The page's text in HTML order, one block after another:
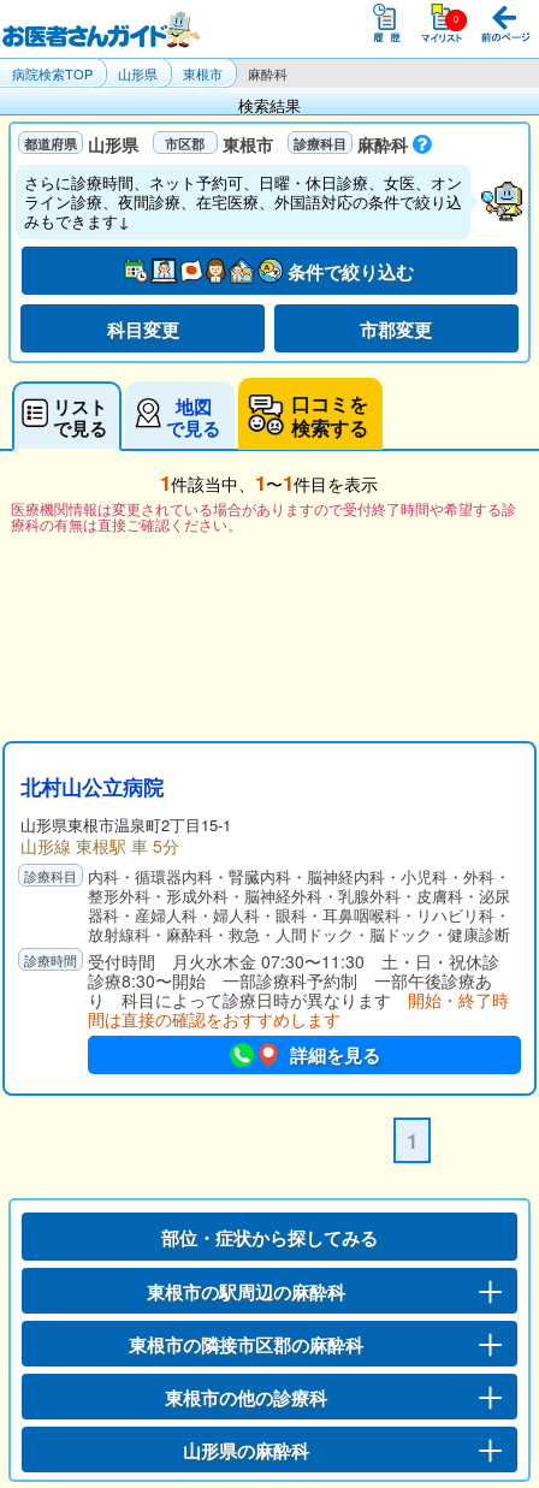
病院検索TOP 山形県 東根市 麻酔科
検索結果
山形県 東根市 麻酔科
さらに診療時間、ネット予約可、日曜・休日診療、女医、オン
ライン診療、夜間診療、在宅医療、外国語対応の条件で絞り込
みもできます↓
条件で絞り込む
科目変更 市郡変更
リスト
で見る
地図
で見る
口コミを
検索する
1件該当中、 1〜1件目を表示
医療機関情報は変更されている場合がありますので受付終了時間や希望する診
療科の有無は直接ご確認ください。
北村山公立病院
山形県東根市温泉町2丁目15-1
山形線 東根駅 車 5分
内科・循環器内科・腎臓内科・脳神経内科・小児科・外科・
整形外科・形成外科・脳神経外科・乳腺外科・皮膚科・泌尿
器科・産婦人科・婦人科・眼科・耳鼻咽喉科・リハビリ科・
放射線科・麻酔科・救急・人間ドック・脳ドック・健康診断
受付時間 月火水木金 07:30〜11:30 土・日・祝休診
診療8:30〜開始 一部診療科予約制 一部午後診療あ
り 科目によって診療日時が異なります 開始・終了時
間は直接の確認をおすすめします
詳細を見る
1
部位・症状から探してみる
東根市の駅周辺の麻酔科
東根市の隣接市区郡の麻酔科
東根市の他の診療科
山形県の麻酔科